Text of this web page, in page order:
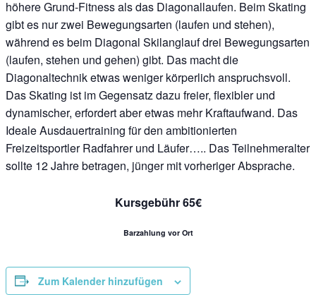
höhere Grund-Fitness als das Diagonallaufen. Beim Skating
gibt es nur zwei Bewegungsarten (laufen und stehen),
während es beim Diagonal Skilanglauf drei Bewegungsarten
(laufen, stehen und gehen) gibt. Das macht die
Diagonaltechnik etwas weniger körperlich anspruchsvoll.
Das Skating ist im Gegensatz dazu freier, flexibler und
dynamischer, erfordert aber etwas mehr Kraftaufwand. Das
Ideale Ausdauertraining für den ambitionierten
Freizeitsportler Radfahrer und Läufer….. Das Teilnehmeralter
sollte 12 Jahre betragen, jünger mit vorheriger Absprache.
Kursgebühr 65€
Barzahlung vor Ort
Zum Kalender hinzufügen